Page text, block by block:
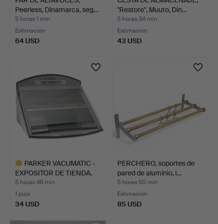
Peerless, Dinamarca, seg…
5 horas 1 min
Estimación
64 USD
"Restore", Muuto, Din…
5 horas 34 min
Estimación
43 USD
PARKER VACUMATIC -
EXPOSITOR DE TIENDA.
5 horas 46 min
1 puja
34 USD
PERCHERO, soportes de
pared de aluminio, l…
5 horas 50 min
Estimación
85 USD